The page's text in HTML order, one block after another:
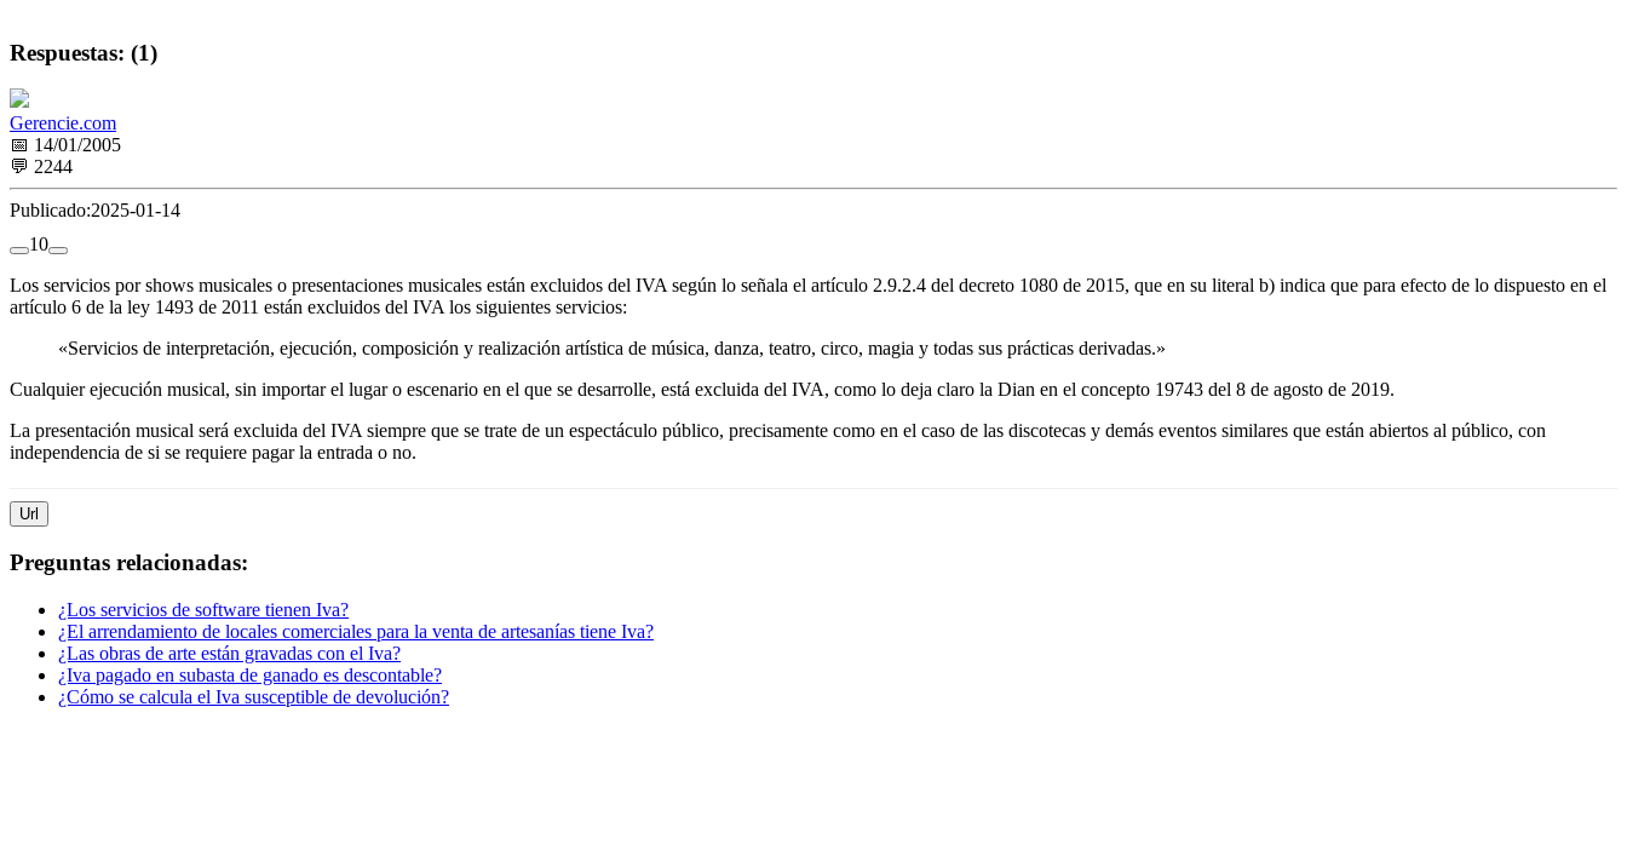
Respuestas: (1)
Gerencie.com
📅 14/01/2005
💬 2244
Publicado:2025-01-14
10
Los servicios por shows musicales o presentaciones musicales están excluidos del IVA según lo señala el artículo 2.9.2.4 del decreto 1080 de 2015, que en su literal b) indica que para efecto de lo dispuesto en el
artículo 6 de la ley 1493 de 2011 están excluidos del IVA los siguientes servicios:
«Servicios de interpretación, ejecución, composición y realización artística de música, danza, teatro, circo, magia y todas sus prácticas derivadas.»
Cualquier ejecución musical, sin importar el lugar o escenario en el que se desarrolle, está excluida del IVA, como lo deja claro la Dian en el concepto 19743 del 8 de agosto de 2019.
La presentación musical será excluida del IVA siempre que se trate de un espectáculo público, precisamente como en el caso de las discotecas y demás eventos similares que están abiertos al público, con
independencia de si se requiere pagar la entrada o no.
Url
Preguntas relacionadas:
¿Los servicios de software tienen Iva?
¿El arrendamiento de locales comerciales para la venta de artesanías tiene Iva?
¿Las obras de arte están gravadas con el Iva?
¿Iva pagado en subasta de ganado es descontable?
¿Cómo se calcula el Iva susceptible de devolución?